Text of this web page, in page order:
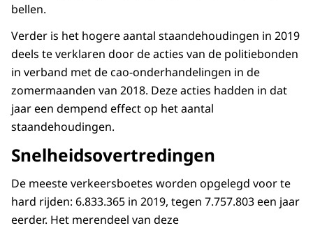
bellen.
Verder is het hogere aantal staandehoudingen in 2019
deels te verklaren door de acties van de politiebonden
in verband met de cao-onderhandelingen in de
zomermaanden van 2018. Deze acties hadden in dat
jaar een dempend effect op het aantal
staandehoudingen.
Snelheidsovertredingen
De meeste verkeersboetes worden opgelegd voor te
hard rijden: 6.833.365 in 2019, tegen 7.757.803 een jaar
eerder. Het merendeel van deze